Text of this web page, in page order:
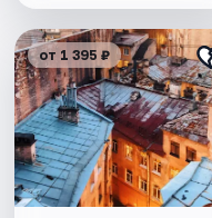
от 1 395 ₽